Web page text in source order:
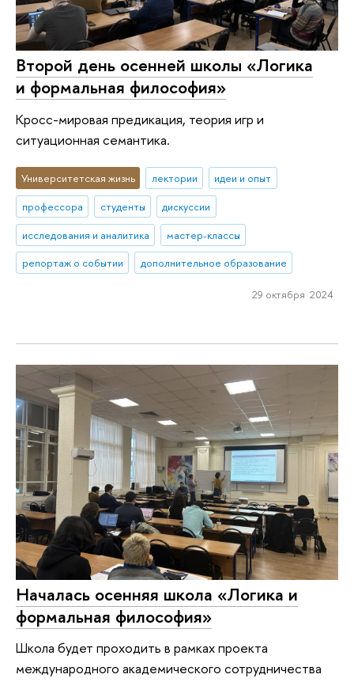
Второй день осенней школы «Логика
и формальная философия»
Кросс-мировая предикация, теория игр и
ситуационная семантика.
Университетская жизнь лектории
идеи и опыт
профессора
студенты
дискуссии
исследования и аналитика
мастер-классы
репортаж о событии
дополнительное образование
29 октября 2024
Началась осенняя школа «Логика и
формальная философия»
Школа будет проходить в рамках проекта
международного академического сотрудничества